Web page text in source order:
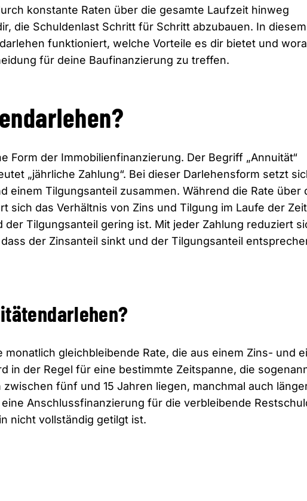
konstante Raten über die gesamte Laufzeit hinweg
die Schuldenlast Schritt für Schritt abzubauen. In diesem
funktioniert, welche Vorteile es dir bietet und
für deine Baufinanzierung zu treffen.
Form der Immobilienfinanzierung. Der Begriff „Annuität“
„jährliche Zahlung“. Bei dieser Darlehensform setzt
einem Tilgungsanteil zusammen. Während die Rate über
sich das Verhältnis von Zins und Tilgung im Laufe der
Tilgungsanteil gering ist. Mit jeder Zahlung reduziert
der Zinsanteil sinkt und der Tilgungsanteil
gleichbleibende Rate, die aus einem Zins- und
in der Regel für eine bestimmte Zeitspanne, die
fünf und 15 Jahren liegen, manchmal auch
Anschlussfinanzierung für die verbleibende
nicht vollständig getilgt ist.